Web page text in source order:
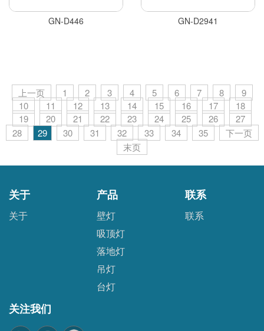
GN-D446 GN-D2941
上一页 1 2 3 4 5 6 7 8
9
10
11 12 13 14 15 16 17
18
19
20 21 22 23 24 25 26
27
28
29 30 31 32 33 34 35
下一页
末页
关于
关于
产品
壁灯
吸顶灯
落地灯
吊灯
台灯
联系
联系
关注我们